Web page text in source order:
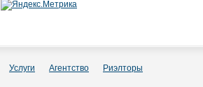
Услуги Агентство
Риэлторы